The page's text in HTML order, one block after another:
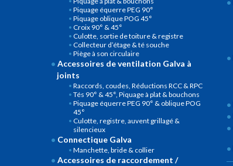
Piquage équerre PEG 90°
Piquage oblique POG 45°
Croix 90° & 45°
Culotte, sortie de toiture & registre
Collecteur d’étage & té souche
Piège à son circulaire
Accessoires de ventilation Galva à
joints
Raccords, coudes, Réductions RCC & RPC
Tés 90° & 45°, Piquage à plat & bouchons
Piquage équerre PEG 90° & oblique POG
45°
Culotte, registre, auvent grillagé &
silencieux
Connectique Galva
Manchette, bride & collier
Accessoires de raccordement /